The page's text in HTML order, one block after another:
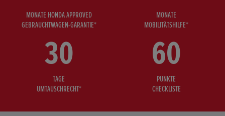
MONATE HONDA APPROVED
GEBRAUCHTWAGEN-GARANTIE*
MONATE
MOBILITÄTSHILFE*
30
TAGE
UMTAUSCHRECHT*
60
PUNKTE
CHECKLISTE